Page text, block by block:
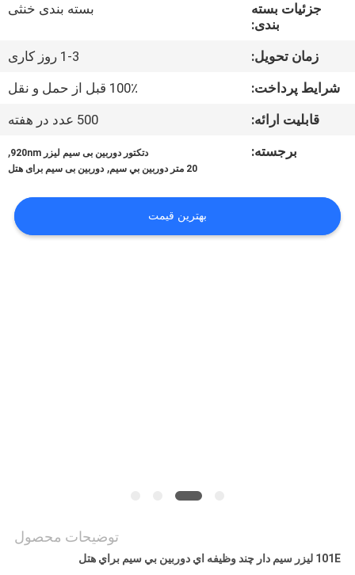
کارخانه
کنترل
کیفیت
ما
جزئیات بسته
بندی:
بسته بندی خنثی
زمان تحویل:
1-3 روز کاری
شرایط پرداخت:
100٪ قبل از حمل و نقل
قابلیت ارائه:
500 عدد در هفته
برجسته:
دتکتور دوربین بی سیم لیزر 920nm ,
20 متر دوربين بي سيم , دوربین بی سیم برای هتل
بهترین قیمت
توضیحات محصول
101E ليزر سيم دار چند وظيفه اي دوربين بي سيم براي هتل